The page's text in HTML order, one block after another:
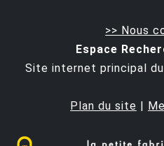
>> Nous
Espace
Site internet principal
Plan du site